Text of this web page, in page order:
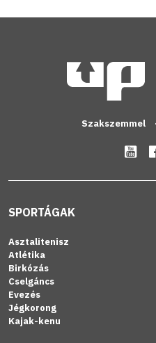
Szakszemmel
SPORTÁGAK
Asztalitenisz
Atlétika
Birkózás
Cselgáncs
Evezés
Jégkorong
Kajak-kenu